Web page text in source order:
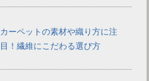
カーペットの素材や織り方に注
目！繊維にこだわる選び方